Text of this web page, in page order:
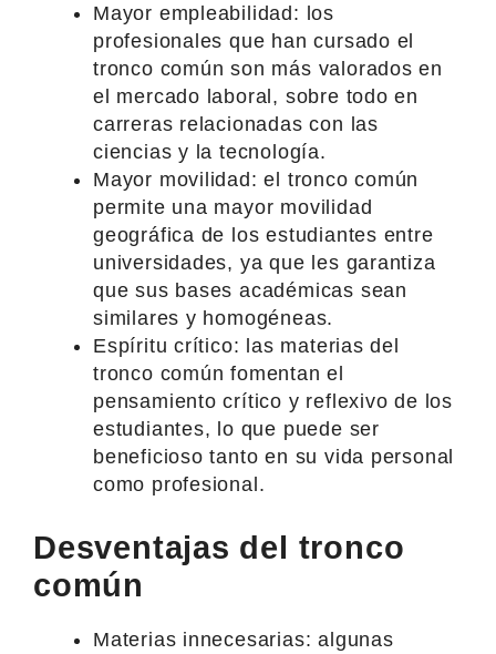
Mayor empleabilidad: los
profesionales que han cursado el
tronco común son más valorados en
el mercado laboral, sobre todo en
carreras relacionadas con las
ciencias y la tecnología.
Mayor movilidad: el tronco común
permite una mayor movilidad
geográfica de los estudiantes entre
universidades, ya que les garantiza
que sus bases académicas sean
similares y homogéneas.
Espíritu crítico: las materias del
tronco común fomentan el
pensamiento crítico y reflexivo de los
estudiantes, lo que puede ser
beneficioso tanto en su vida personal
como profesional.
Desventajas del tronco
común
Materias innecesarias: algunas